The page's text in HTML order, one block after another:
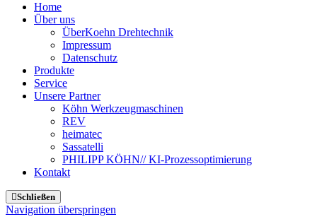
Home
Über uns
ÜberKoehn Drehtechnik
Impressum
Datenschutz
Produkte
Service
Unsere Partner
Köhn Werkzeugmaschinen
REV
heimatec
Sassatelli
PHILIPP KÖHN// KI-Prozessoptimierung
Kontakt
Schließen
Navigation überspringen